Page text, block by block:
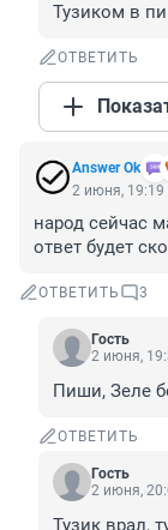
Тузиком в
ОТВЕТИТЬ
Answer Ok
2 июня, 19:19
народ сейчас
ответ будет
ОТВЕТИТЬ 3
Гость
2 июня,
Пиши, Зеле
ОТВЕТИТЬ
Гость
2 июня,
Тузик врал,